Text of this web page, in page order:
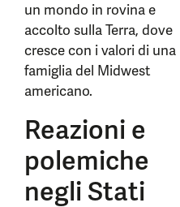
un mondo in rovina e
accolto sulla Terra, dove
cresce con i valori di una
famiglia del Midwest
americano.
Reazioni e
polemiche
negli Stati